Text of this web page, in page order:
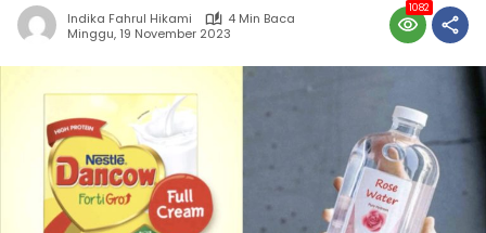
Indika Fahrul Hikami
4 Min Baca
Minggu, 19 November 2023
1082